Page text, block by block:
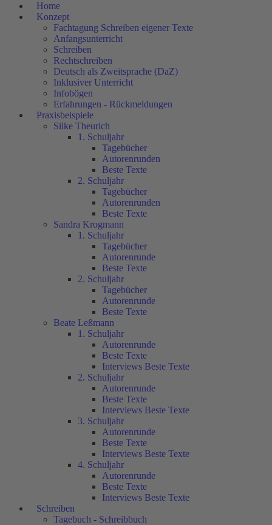
Home
Konzept
Fachtagung Schreiben eigener Texte
Anfangsunterricht
Schreiben
Rechtschreiben
Deutsch als Zweitsprache (DaZ)
Inklusiver Unterricht
Infobögen
Erfahrungen - Rückmeldungen
Praxisbeispiele
Silke Theurich
1. Schuljahr
Tagebücher
Autorenrunden
Beste Texte
2. Schuljahr
Tagebücher
Autorenrunden
Beste Texte
Sandra Krogmann
1. Schuljahr
Tagebücher
Autorenrunde
Beste Texte
2. Schuljahr
Tagebücher
Autorenrunde
Beste Texte
Beate Leßmann
1. Schuljahr
Autorenrunde
Beste Texte
Interviews Beste Texte
2. Schuljahr
Autorenrunde
Beste Texte
Interviews Beste Texte
3. Schuljahr
Autorenrunde
Beste Texte
Interviews Beste Texte
4. Schuljahr
Autorenrunde
Beste Texte
Interviews Beste Texte
Schreiben
Tagebuch - Schreibbuch